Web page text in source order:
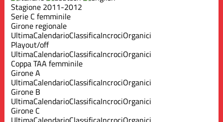
Stagione 2011-2012
Serie C femminile
Girone regionale
UltimaCalendarioClassificaIncrociOrganici
Playout/off
UltimaCalendarioClassificaIncrociOrganici
Coppa TAA femminile
Girone A
UltimaCalendarioClassificaIncrociOrganici
Girone B
UltimaCalendarioClassificaIncrociOrganici
Girone C